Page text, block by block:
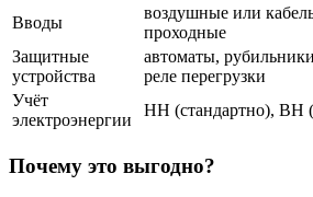
Вводы
воздушные или
проходные
Защитные
устройства
автоматы,
реле перегрузки
Учёт
электроэнергии
НН (стандартно), ВН
Почему это выгодно?